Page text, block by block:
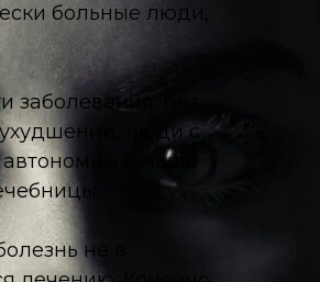
больные люди,
заболевания. Без
люди с
и чаще
не в